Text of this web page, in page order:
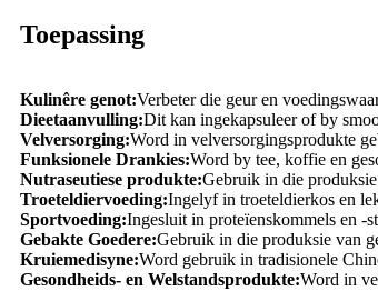
Toepassing
Kulinêre genot:Verbeter die geur en
Dieetaanvulling:Dit kan ingekapsuleer of by
Velversorging:Word in velversorgingsprodukte
Funksionele Drankies:Word by tee, koffie en
Nutraseutiese produkte:Gebruik in die
Troeteldiervoeding:Ingelyf in troeteldierkos en
Sportvoeding:Ingesluit in proteïenskommels en -
Gebakte Goedere:Gebruik in die produksie van
Kruiemedisyne:Word gebruik in tradisionele
Gesondheids- en Welstandsprodukte:Word in